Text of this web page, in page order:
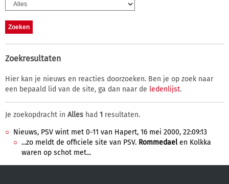
Zoekresultaten
Hier kan je nieuws en reacties doorzoeken. Ben je op zoek naar
een bepaald lid van de site, ga dan naar de ledenlijst.
Je zoekopdracht in Alles had 1 resultaten.
Nieuws, PSV wint met 0-11 van Hapert, 16 mei 2000, 22:09:13
...zo meldt de officiele site van PSV. Rommedaelen Kolkka
waren op schot met...